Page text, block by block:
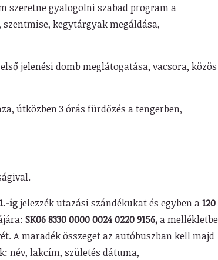
szeretne gyalogolni szabad program a
szentmise, kegytárgyak megáldása,
jelenési domb meglátogatása, vacsora, közös
útközben 3 órás fürdőzés atengerben,
igjelezzék utazási szándékukat és egyben a120
SK06 8330 0000 0024 0220 9156,a mellékletbe
A maradék összeget az autóbuszban kell majd
név, lakcím, születés dátuma,